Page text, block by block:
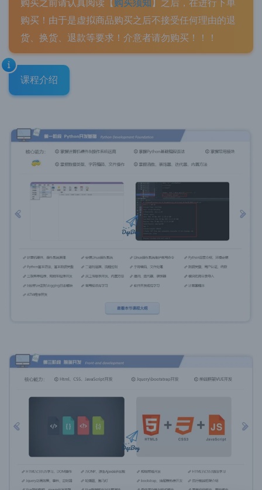
购买之前请认真阅读【购买须知】之后，在进行下单
购买！由于是虚拟商品购买之后不接受任何理由的退
货、换货、退款等要求！介意者请勿购买！！！
课程介绍